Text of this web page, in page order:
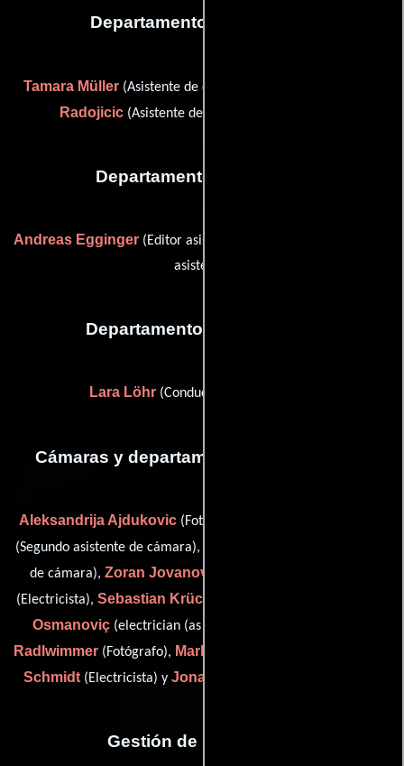
Departamento de vestuario
Tamara Müller(Asistente de diseñador de vestuario) y
Radojicic (Asistente de diseñador de vestuario)
Departamento de editorial
Andreas Egginger (Editor asistente) y
asistente)
Departamento de transporte
Lara Löhr(Conductor de producción)
Cámaras y departamento de electricidad
Aleksandrija Ajdukovic(Fotógrafo),
(Segundo asistente de cámara),
de cámara), Zoran Jovanovic
(Electricista), Sebastian Krückl
Osmanoviç(electrician (as Dino Osmanovic)),
Radlwimmer (Fotógrafo), Marko Röder
Schmidt(Electricista) y Jonas Spriestersbach
Gestión de producción